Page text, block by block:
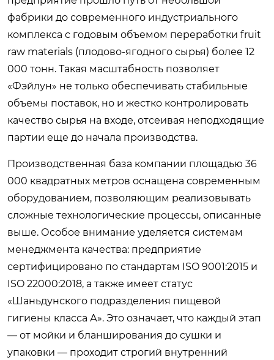
фабрики до современного индустриального
комплекса с годовым объемом переработки fruit
raw materials (плодово-ягодного сырья) более 12
000 тонн. Такая масштабность позволяет
«Фэйлун» не только обеспечивать стабильные
объемы поставок, но и жестко контролировать
качество сырья на входе, отсеивая неподходящие
партии еще до начала производства.
Производственная база компании площадью 36
000 квадратных метров оснащена современным
оборудованием, позволяющим реализовывать
сложные технологические процессы, описанные
выше. Особое внимание уделяется системам
менеджмента качества: предприятие
сертифицировано по стандартам ISO 9001:2015 и
ISO 22000:2018, а также имеет статус
«Шаньдунского подразделения пищевой
гигиены класса А». Это означает, что каждый этап
— от мойки и бланширования до сушки и
упаковки — проходит строгий внутренний